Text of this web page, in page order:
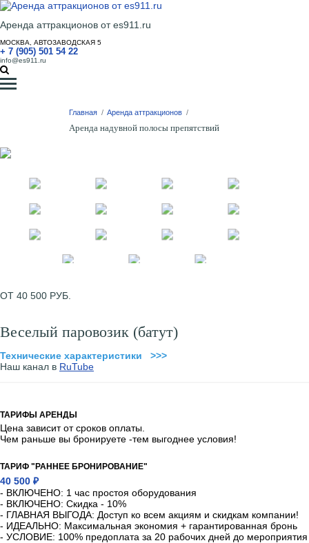
Аренда аттракционов от es911.ru
МОСКВА, АВТОЗАВОДСКАЯ 5
+ 7 (905) 501 54 22
info@es911.ru
Главная / Аренда аттракционов /
Аренда надувной полосы препятствий
ОТ 40 500 РУБ.
Веселый паровозик (батут)
Технические характеристики >>>
Наш канал в RuTube
ТАРИФЫ АРЕНДЫ
Цена зависит от сроков оплаты.
Чем раньше вы бронируете -тем выгоднее условия!
ТАРИФ "РАННЕЕ БРОНИРОВАНИЕ"
40 500 ₽
- ВКЛЮЧЕНО: 1 час простоя оборудования
- ВКЛЮЧЕНО: Скидка - 10%
- ГЛАВНАЯ ВЫГОДА: Доступ ко всем акциям и скидкам компании!
- ИДЕАЛЬНО: Максимальная экономия + гарантированная бронь
- УСЛОВИЕ: 100% предоплата за 20 рабочих дней до мероприятия